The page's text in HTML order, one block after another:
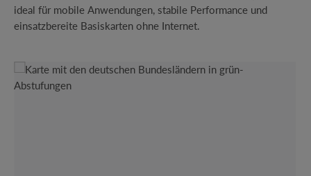
ideal für mobile Anwendungen, stabile Performance und
einsatzbereite Basiskarten ohne Internet.
Bildergalerie überspringen